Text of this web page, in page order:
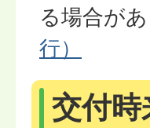
る場合があ
行）
交付